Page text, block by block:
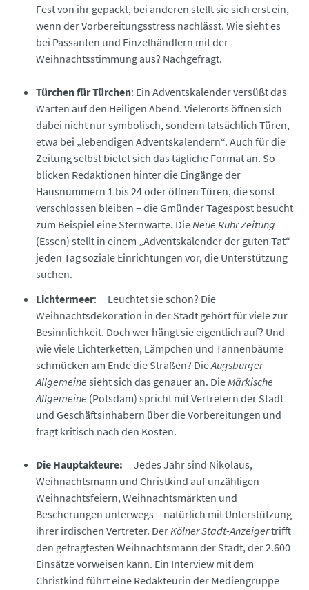
Fest von ihr gepackt, bei anderen stellt sie sich erst ein,
wenn der Vorbereitungsstress nachlässt. Wie sieht es
bei Passanten und Einzelhändlern mit der
Weihnachtsstimmung aus? Nachgefragt.
Türchen für Türchen: Ein Adventskalender versüßt das
Warten auf den Heiligen Abend. Vielerorts öffnen sich
dabei nicht nur symbolisch, sondern tatsächlich Türen,
etwa bei „lebendigen Adventskalendern“. Auch für die
Zeitung selbst bietet sich das tägliche Format an. So
blicken Redaktionen hinter die Eingänge der
Hausnummern 1 bis 24 oder öffnen Türen, die sonst
verschlossen bleiben – die Gmünder Tagespost besucht
zum Beispiel eine Sternwarte. DieNeue Ruhr Zeitung
(Essen) stellt in einem „Adventskalender der guten Tat“
jeden Tag soziale Einrichtungen vor, die Unterstützung
suchen.
Lichtermeer: Leuchtet sie schon? Die
Weihnachtsdekoration in der Stadt gehört für viele zur
Besinnlichkeit. Doch wer hängt sie eigentlich auf? Und
wie viele Lichterketten, Lämpchen und Tannenbäume
schmücken am Ende die Straßen? DieAugsburger
Allgemeine sieht sich das genauer an. DieMärkische
Allgemeine (Potsdam) spricht mit Vertretern der Stadt
und Geschäftsinhabern über die Vorbereitungen und
fragt kritisch nach den Kosten.
Die Hauptakteure: Jedes Jahr sind Nikolaus,
Weihnachtsmann und Christkind auf unzähligen
Weihnachtsfeiern, Weihnachtsmärkten und
Bescherungen unterwegs – natürlich mit Unterstützung
ihrer irdischen Vertreter. DerKölner Stadt-Anzeigertrifft
den gefragtesten Weihnachtsmann der Stadt, der 2.600
Einsätze vorweisen kann. Ein Interview mit dem
Christkind führt eine Redakteurin der Mediengruppe